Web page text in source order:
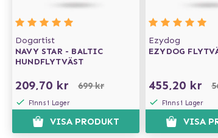
Dogartist
NAVY STAR - BALTIC
HUNDFLYTVÄST
209,70 kr 699 kr
Finns i Lager
VISA PRODUKT
Ezydog
EZYDOG
455,20 kr
Finns i Lager
VISA